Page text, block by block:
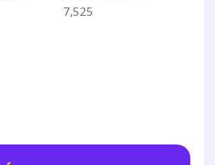
7,525
par tchat, audio ou